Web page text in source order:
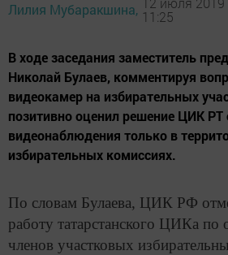
Лилия Мубаракшина, 11:25
В ходе заседания заместитель
Николай Булаев, комментируя
видеокамер на избирательных
позитивно оценил решение ЦИК РТ
видеонаблюдения только в
избирательных комиссиях.
По словам Булаева, ЦИК РФ
работу татарстанского ЦИКа по
членов участковых